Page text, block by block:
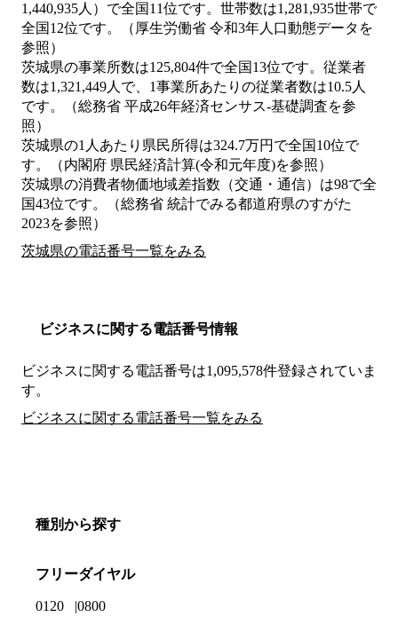
1,440,935人）で全国11位です。世帯数は1,281,935世帯で
全国12位です。（厚生労働省 令和3年人口動態データを
参照）
茨城県の事業所数は125,804件で全国13位です。従業者
数は1,321,449人で、1事業所あたりの従業者数は10.5人
です。（総務省 平成26年経済センサス‐基礎調査を参
照）
茨城県の1人あたり県民所得は324.7万円で全国10位で
す。（内閣府 県民経済計算(令和元年度)を参照）
茨城県の消費者物価地域差指数（交通・通信）は98で全
国43位です。（総務省 統計でみる都道府県のすがた
2023を参照）
茨城県の電話番号一覧をみる
ビジネスに関する電話番号情報
ビジネスに関する電話番号は1,095,578件登録されていま
す。
ビジネスに関する電話番号一覧をみる
種別から探す
フリーダイヤル
0120 0800